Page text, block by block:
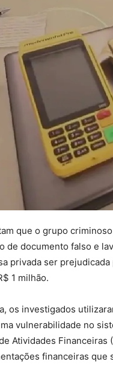
que o grupo
de documento falso e
privada ser
1 milhão.
os investigados
vulnerabilidade no
Atividades
financeiras que